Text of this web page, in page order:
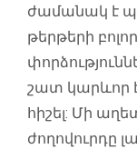
ժամանակ է
թերթերի
շատ կարևոր է
հիշել: Մի
ժողովուրդը